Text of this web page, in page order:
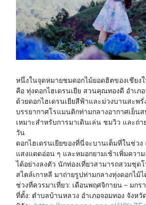
หนึ่งในจุดหมายชมดอกไม้ยอดฮิตของเชียง
คือ ทุ่งดอกไฮเดรนเยีย สวนคุณทองดี อำเภ
ด้วยดอกไฮเดรนเยียสีฟ้าและม่วงบานสะพ
บรรยากาศโรแมนติกท่ามกลางอากาศเย็น
เหมาะสำหรับการมาเดินเล่น ชมวิว และถ่
วัน
ดอกไฮเดรนเยียของที่นี่จะบานเต็มที่ในช่วง
แสงแดดอ่อน ๆ และหมอกยามเช้าเพิ่มควา
ได้อย่างลงตัว นักท่องเที่ยวสามารถสวมชุด
สไตล์เกาหลี มาถ่ายรูปท่ามกลางทุ่งดอกไม้
ช่วงที่ควรมาเที่ยว: เดือนพฤศจิกายน – มกร
ที่ตั้ง: ตำบลบ้านหลวง อำเภอจอมทอง จังหวั